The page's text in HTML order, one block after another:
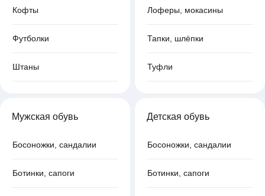
Кофты
Футболки
Штаны
Лоферы, мокасины
Тапки, шлёпки
Туфли
Мужская обувь
Босоножки, сандалии
Ботинки, сапоги
Детская обувь
Босоножки, сандалии
Ботинки, сапоги